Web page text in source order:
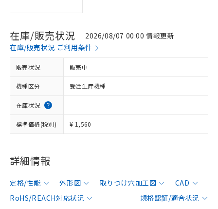
在庫/販売状況
2026/08/07 00:00 情報更新
在庫/販売状況 ご利用条件
販売状況 販売中
機種区分 受注生産機種
在庫状況
標準価格(税別) ¥ 1,560
詳細情報
定格/性能 外形図 取りつけ穴加工図
CAD
RoHS/REACH対応状況
規格認証/適合状況